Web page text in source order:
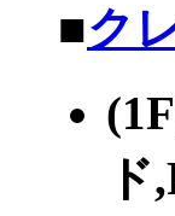
■ク